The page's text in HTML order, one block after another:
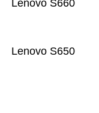
Lenovo S650
Lenovo S660